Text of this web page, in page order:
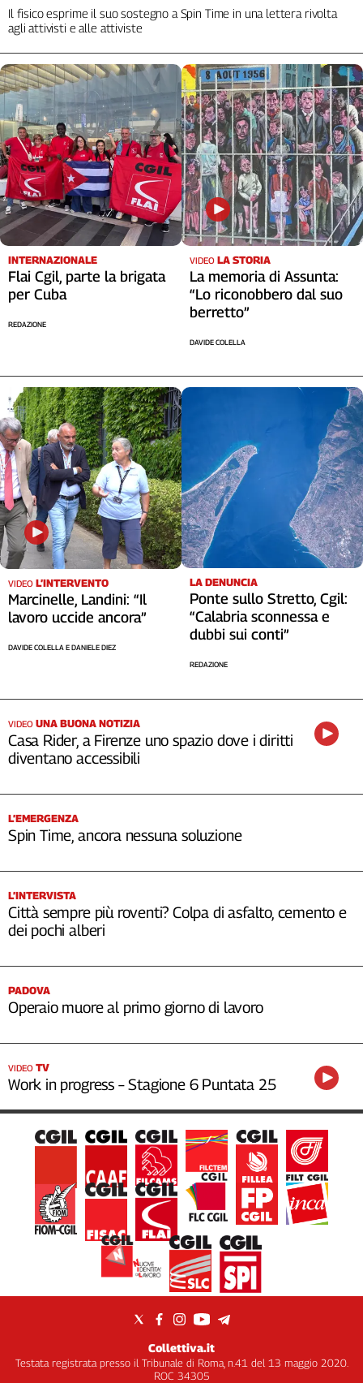
Il fisico esprime il suo sostegno a Spin Time in una lettera rivolta
agli attivisti e alle attiviste
INTERNAZIONALE
Flai Cgil, parte la brigata
per Cuba
REDAZIONE
VIDEO LA STORIA
La memoria di Assunta:
“Lo riconobbero dal suo
berretto”
DAVIDE COLELLA
VIDEO L’INTERVENTO
Marcinelle, Landini: “Il
lavoro uccide ancora”
DAVIDE COLELLA E DANIELE DIEZ
LA DENUNCIA
Ponte sullo Stretto, Cgil:
“Calabria sconnessa e
dubbi sui conti”
REDAZIONE
VIDEO UNA BUONA NOTIZIA
Casa Rider, a Firenze uno spazio dove i diritti
diventano accessibili
L’EMERGENZA
Spin Time, ancora nessuna soluzione
L’INTERVISTA
Città sempre più roventi? Colpa di asfalto, cemento e
dei pochi alberi
PADOVA
Operaio muore al primo giorno di lavoro
VIDEO TV
Work in progress – Stagione 6 Puntata 25
Collettiva.it
Testata registrata presso il Tribunale di Roma, n.41 del 13 maggio 2020.
ROC 34305